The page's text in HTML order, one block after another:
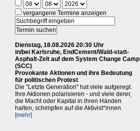
vergangene Termine anzeigen
Dienstag, 18.08.2026 20:30 Uhr
in/bei Karlsruhe, EndCement/Wald-statt-
Asphalt-Zelt auf dem System Change Camp
(SCC)
Provokante Aktionen und ihre Bedeutung
für politischen Protest
Die "Letzte Generation" hat viele aufgeregt.
Ihre Aktionen polarisieren - und viele derer,
die Macht oder Kapital in ihren Händen
halten, schimpfen auf die Aktivist*innen.
[mehr]